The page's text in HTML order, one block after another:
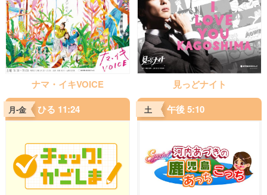
ナマ・イキVOICE 見っどナイト
月-金 ひる 11:24 土 午後 5:10